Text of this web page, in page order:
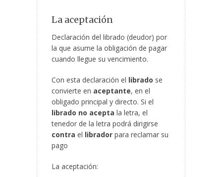
La aceptación
Declaración del librado (deudor) por
la que asume la obligación de pagar
cuando llegue su vencimiento.
Con esta declaración el librado se
convierte en aceptante, en el
obligado principal y directo. Si el
librado no acepta la letra, el
tenedor de la letra podrá dirigirse
contra el librador para reclamar su
pago
La aceptación: